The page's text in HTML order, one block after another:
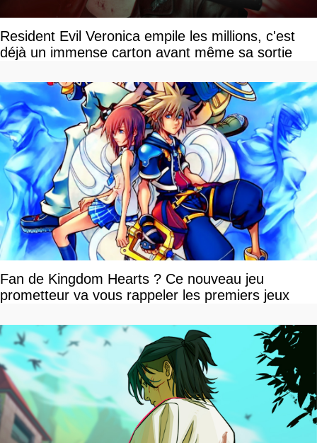
Resident Evil Veronica empile les millions, c'est
déjà un immense carton avant même sa sortie
Fan de Kingdom Hearts ? Ce nouveau jeu
prometteur va vous rappeler les premiers jeux